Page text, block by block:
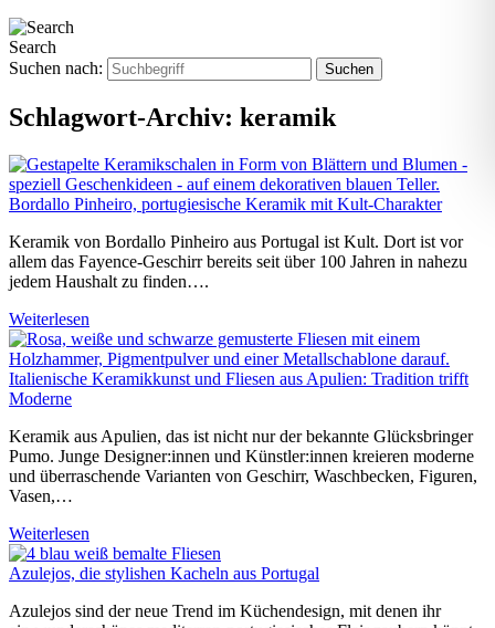
Search
Suchen nach:
Schlagwort-Archiv: keramik
Bordallo Pinheiro, portugiesische Keramik mit Kult-Charakter
Keramik von Bordallo Pinheiro aus Portugal ist Kult. Dort ist vor
allem das Fayence-Geschirr bereits seit über 100 Jahren in nahezu
jedem Haushalt zu finden….
Weiterlesen
Italienische Keramikkunst und Fliesen aus Apulien: Tradition trifft
Moderne
Keramik aus Apulien, das ist nicht nur der bekannte Glücksbringer
Pumo. Junge Designer:innen und Künstler:innen kreieren moderne
und überraschende Varianten von Geschirr, Waschbecken, Figuren,
Vasen,…
Weiterlesen
Azulejos, die stylishen Kacheln aus Portugal
Azulejos sind der neue Trend im Küchendesign, mit denen ihr